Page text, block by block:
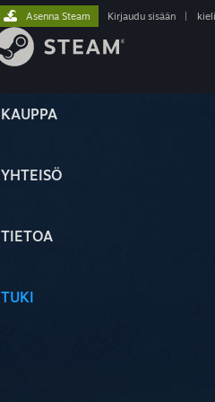
KAUPPA
YHTEISÖ
TIETOA
TUKI
Asenna Steam Kirjaudu sisään kieli